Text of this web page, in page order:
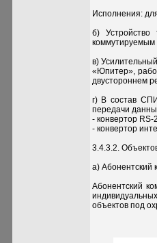
Исполнения:
б)
в)
«Юпитер»,
двустороннем
г) В состав
передачи
- конвертор RS-
- конвертор
3.4.3.2.
а) Абонентский
Абонентский
объектов под